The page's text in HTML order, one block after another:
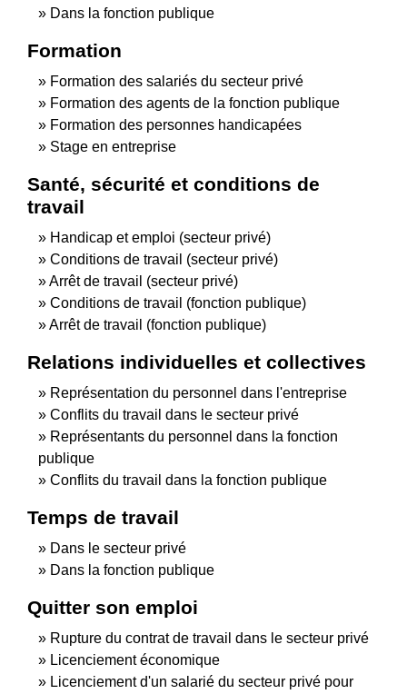
Dans la fonction publique
Formation
Formation des salariés du secteur privé
Formation des agents de la fonction publique
Formation des personnes handicapées
Stage en entreprise
Santé, sécurité et conditions de
travail
Handicap et emploi (secteur privé)
Conditions de travail (secteur privé)
Arrêt de travail (secteur privé)
Conditions de travail (fonction publique)
Arrêt de travail (fonction publique)
Relations individuelles et collectives
Représentation du personnel dans l'entreprise
Conflits du travail dans le secteur privé
Représentants du personnel dans la fonction
publique
Conflits du travail dans la fonction publique
Temps de travail
Dans le secteur privé
Dans la fonction publique
Quitter son emploi
Rupture du contrat de travail dans le secteur privé
Licenciement économique
Licenciement d'un salarié du secteur privé pour